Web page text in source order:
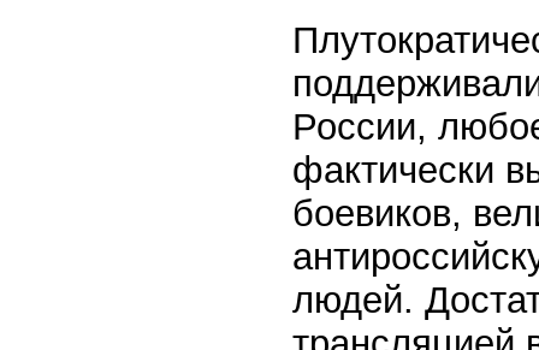
России,
фактически
боевиков,
людей.